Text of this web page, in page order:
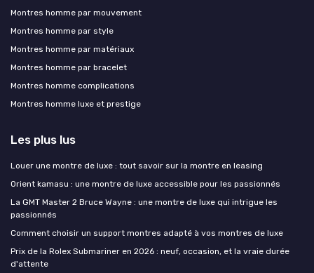
Montres homme par mouvement
Montres homme par style
Montres homme par matériaux
Montres homme par bracelet
Montres homme complications
Montres homme luxe et prestige
Les plus lus
Louer une montre de luxe : tout savoir sur la montre en leasing
Orient kamasu : une montre de luxe accessible pour les passionnés
La GMT Master 2 Bruce Wayne : une montre de luxe qui intrigue les
passionnés
Comment choisir un support montres adapté à vos montres de luxe
Prix de la Rolex Submariner en 2026 : neuf, occasion, et la vraie durée
d'attente